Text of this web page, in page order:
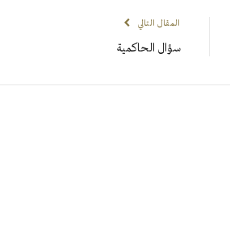
المقال التالي
سؤال الحاكمية